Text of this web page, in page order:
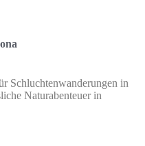
Schluchtenwanderungen in
Naturabenteuer in